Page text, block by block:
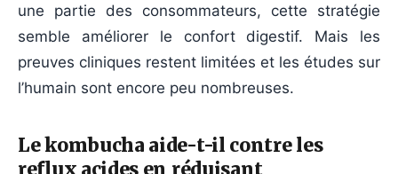
une partie des consommateurs, cette stratégie
semble améliorer le confort digestif. Mais les
preuves cliniques restent limitées et les études sur
l’humain sont encore peu nombreuses.
Le kombucha aide-t-il contre les
reflux acides en réduisant